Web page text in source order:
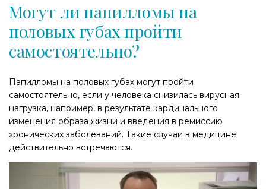
Могут ли папилломы на
половых губах пройти
самостоятельно?
Папилломы на половых губах могут пройти
самостоятельно, если у человека снизилась вирусная
нагрузка, например, в результате кардинального
изменения образа жизни и введения в ремиссию
хронических заболеваний. Такие случаи в медицине
действительно встречаются.